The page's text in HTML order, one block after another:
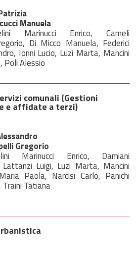
Manuela
Marinucci Enrico, Cameli
Di Micco Manuela, Federici
Ionni Lucio, Luzi Marta, Mancini
Poli Alessio
comunali (Gestioni
e affidate a terzi)
Gregorio
Marinucci Enrico, Damiani
Luigi, Luzi Marta, Mancini
Paola, Narcisi Carlo, Panichi
Tatiana